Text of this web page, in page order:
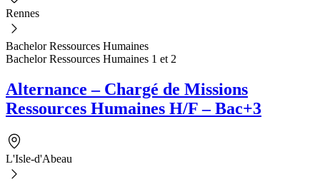
Rennes
Bachelor Ressources Humaines
Bachelor Ressources Humaines 1 et 2
Alternance – Chargé de Missions
Ressources Humaines H/F – Bac+3
L'Isle-d'Abeau